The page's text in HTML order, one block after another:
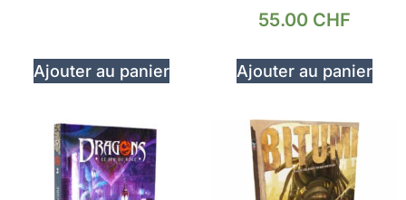
Ajouter au panier
55.00 CHF
Ajouter au panier